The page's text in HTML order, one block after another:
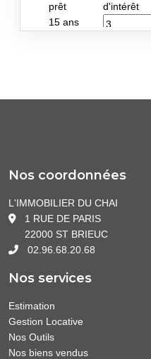
Nos coordonnées
L'IMMOBILIER DU CHAI
1 RUE DE PARIS
22000 ST BRIEUC
02.96.68.20.68
Nos services
Estimation
Gestion Locative
Nos Outils
Nos biens vendus